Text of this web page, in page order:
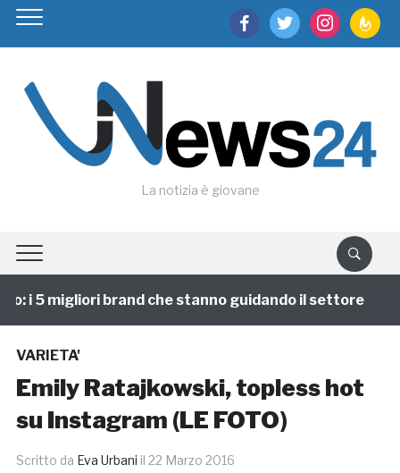
facebooktwitter instagram
La notizia è giovane
i 5 migliori brand che stanno guidando il settore
VARIETA'
Emily Ratajkowski, topless hot
su Instagram (LE FOTO)
Scritto da Eva Urbani il 22 Marzo 2016